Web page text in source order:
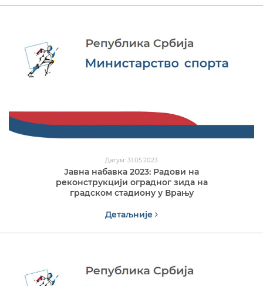
Датум: 31.05.2023
Јавна набавка 2023: Радови на
реконструкцији оградног зида на
градском стадиону у Врању
Детаљније